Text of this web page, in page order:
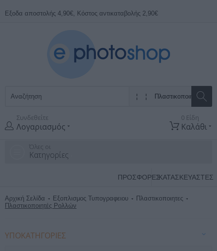
Εξοδα αποστολής 4,90€, Κόστος αντικαταβολής 2,90€
Συνδεθείτε
Λογαριασμός
0 Είδη
Καλάθι
Όλες οι
Κατηγορίες
ΠΡΟΣΦΟΡΕΣΚΑΤΑΣΚΕΥΑΣΤΈΣ
Αρχική Σελίδα Εξοπλισμος Τυπογραφειου
Πλαστικοποιητες
Πλαστικοποιητές Ρολλών
ΥΠΟΚΑΤΗΓΟΡΊΕΣ